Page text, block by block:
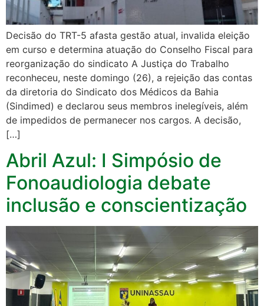
Decisão do TRT-5 afasta gestão atual, invalida eleição
em curso e determina atuação do Conselho Fiscal para
reorganização do sindicato A Justiça do Trabalho
reconheceu, neste domingo (26), a rejeição das contas
da diretoria do Sindicato dos Médicos da Bahia
(Sindimed) e declarou seus membros inelegíveis, além
de impedidos de permanecer nos cargos. A decisão,
[…]
Abril Azul: I Simpósio de
Fonoaudiologia debate
inclusão e conscientização